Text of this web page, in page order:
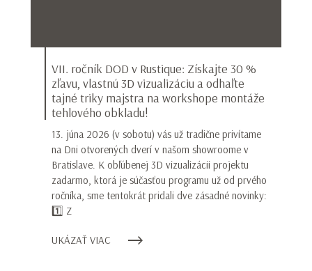
VII. ročník DOD v Rustique: Získajte 30 %
zľavu, vlastnú 3D vizualizáciu a odhaľte
tajné triky majstra na workshope montáže
tehlového obkladu!
13. júna 2026 (v sobotu) vás už tradične privítame
na Dni otvorených dverí v našom showroome v
Bratislave. K obľúbenej 3D vizualizácii projektu
zadarmo, ktorá je súčasťou programu už od prvého
ročníka, sme tentokrát pridali dve zásadné novinky:
1️⃣ Z
UKÁZAŤ VIAC